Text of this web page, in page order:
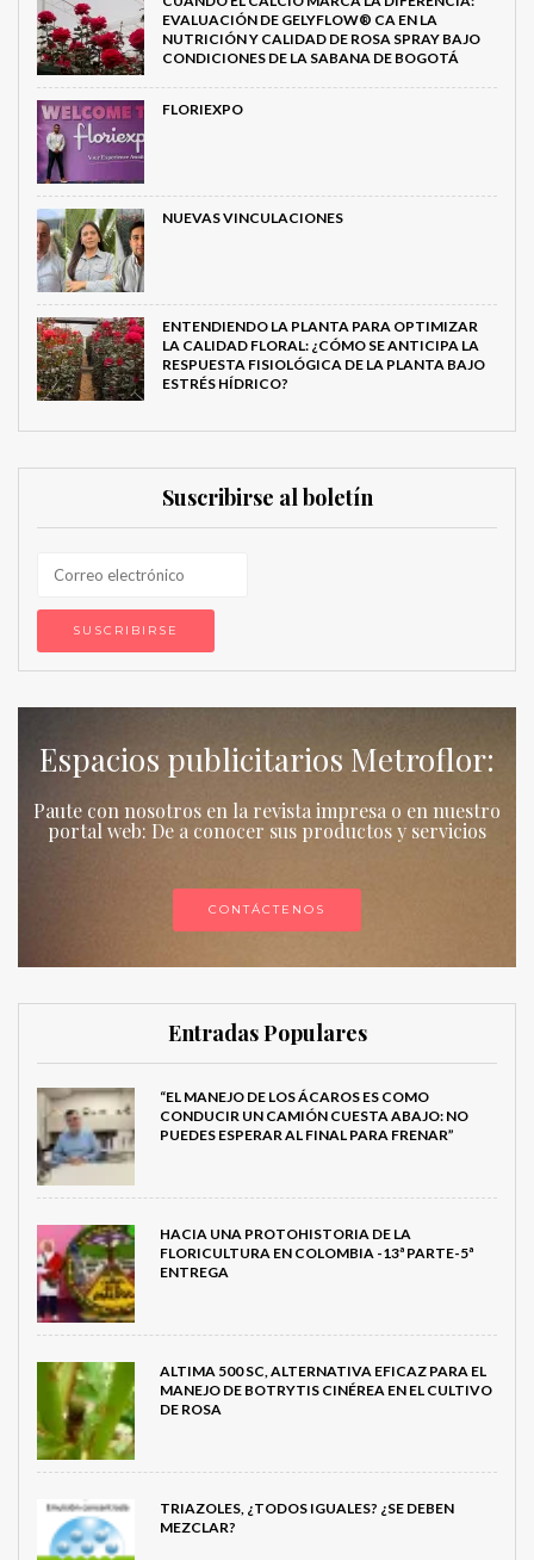
EVALUACIÓN DE GELYFLOW® CA EN LA
NUTRICIÓN Y CALIDAD DE ROSA SPRAY BAJO
CONDICIONES DE LA SABANA DE BOGOTÁ
FLORIEXPO
NUEVAS VINCULACIONES
ENTENDIENDO LA PLANTA PARA OPTIMIZAR
LA CALIDAD FLORAL: ¿CÓMO SE ANTICIPA LA
RESPUESTA FISIOLÓGICA DE LA PLANTA BAJO
ESTRÉS HÍDRICO?
Suscribirse al boletín
Espacios publicitarios Metroflor:
Paute con nosotros en la revista impresa o en nuestro
portal web: De a conocer sus productos y servicios
CONTÁCTENOS
Entradas Populares
“EL MANEJO DE LOS ÁCAROS ES COMO
CONDUCIR UN CAMIÓN CUESTA ABAJO: NO
PUEDES ESPERAR AL FINAL PARA FRENAR”
HACIA UNA PROTOHISTORIA DE LA
FLORICULTURA EN COLOMBIA -13ª PARTE-5ª
ENTREGA
ALTIMA 500 SC, ALTERNATIVA EFICAZ PARA EL
MANEJO DE BOTRYTIS CINÉREA EN EL CULTIVO
DE ROSA
TRIAZOLES, ¿TODOS IGUALES? ¿SE DEBEN
MEZCLAR?